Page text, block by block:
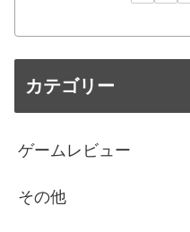
カテゴリー
ゲームレビュー
その他